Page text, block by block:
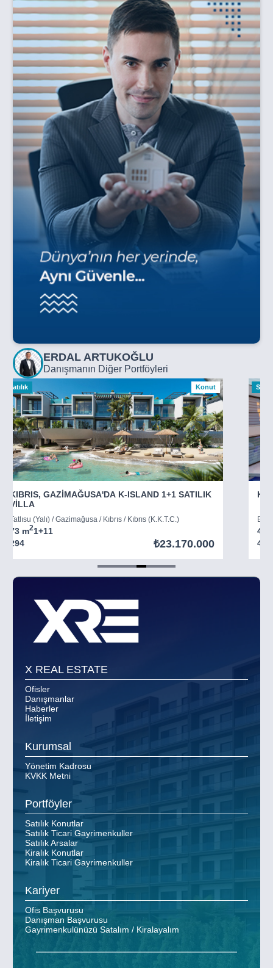
ERDAL ARTUKOĞLU
Danışmanın Diğer Portföyleri
Satılık Konut
KIBRIS, GAZİMAĞUSA'DA K-ISLAND 1+1 SATILIK
VİLLA
Tatlısu (Yalı) / Gazimağusa / Kıbrıs / Kıbrıs (K.K.T.C.)
73 m21+11
294
₺23.170.000
45
403
of
X REAL ESTATE
Ofisler
Danışmanlar
Haberler
İletişim
Kurumsal
Yönetim Kadrosu
KVKK Metni
Portföyler
Satılık Konutlar
Satılık Ticari Gayrimenkuller
Satılık Arsalar
Kiralık Konutlar
Kiralık Ticari Gayrimenkuller
Kariyer
Ofis Başvurusu
Danışman Başvurusu
Gayrimenkulünüzü Satalım / Kiralayalım